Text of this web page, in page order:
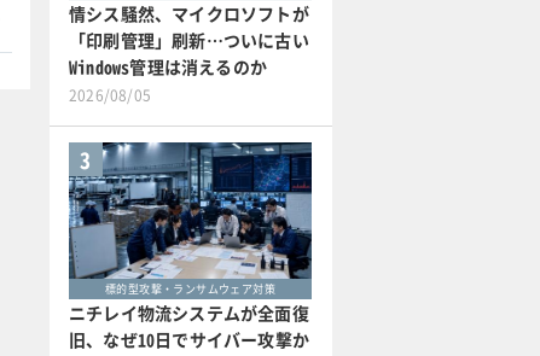
情シス騒然、マイクロソフトが
「印刷管理」刷新…ついに古い
Windows管理は消えるのか
2026/08/05
3
標的型攻撃・ランサムウェア対策
ニチレイ物流システムが全面復
旧、なぜ10日でサイバー攻撃か